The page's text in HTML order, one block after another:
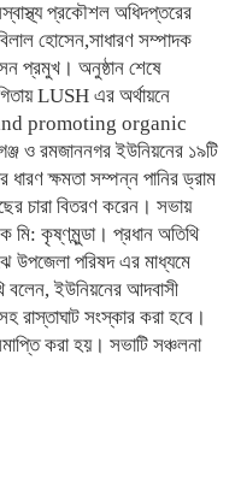
প্রকৌশল অধিদপ্তরের
হোসেন,সাধারণ সম্পাদক
প্রমুখ। অনুষ্ঠান শেষে
LUSH এর অর্থায়নে
promoting organic
ও রমজাননগর ইউনিয়নের ১৯টি
ধারণ ক্ষমতা সম্পন্ন পানির ড্রাম
চারা বিতরণ করেন। সভায়
মি: কৃষ্ণমুন্ডা। প্রধান অতিথি
উপজেলা পরিষদ এর মাধ্যমে
বলেন, ইউনিয়নের আদবাসী
রাস্তাঘাট সংস্কার করা হবে।
করা হয়। সভাটি সঞ্চলনা